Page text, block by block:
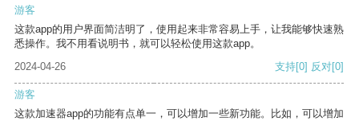
游客
这款app的用户界面简洁明了，使用起来非常容易上手，让我能够快速熟
悉操作。我不用看说明书，就可以轻松使用这款app。
2024-04-26
支持[0] 反对[0]
游客
这款加速器app的功能有点单一，可以增加一些新功能。比如，可以增加